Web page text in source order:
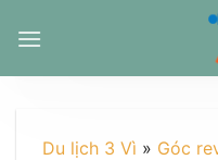
đến
Du lịch 3 Vì » Góc